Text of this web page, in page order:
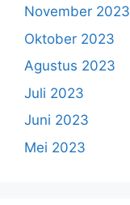
November 2023
Oktober 2023
Agustus 2023
Juli 2023
Juni 2023
Mei 2023